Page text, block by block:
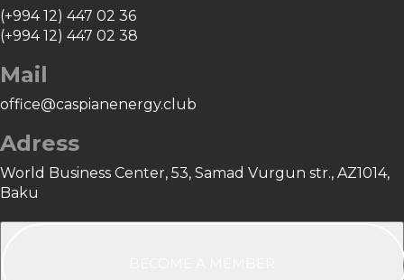
(+994 12) 447 02 36
(+994 12) 447 02 38
Mail
office@caspianenergy.club
Adress
World Business Center, 53, Samad Vurgun str., AZ1014,
Baku